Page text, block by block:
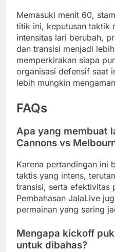
Memasuki menit 60,
titik ini, keputusan taktik
intensitas lari berubah,
dan transisi menjadi
memperkirakan siapa
organisasi defensif saat
lebih mungkin
FAQs
Apa yang membuat
Cannons vs
Karena pertandingan ini
taktis yang intens,
transisi, serta efektivitas
Pembahasan JalaLive
permainan yang sering
Mengapa kickoff
untuk dibahas?